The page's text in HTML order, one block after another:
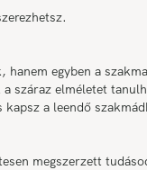
hanem egyben a szakma
száraz elméletet
a leendő
megszerzett